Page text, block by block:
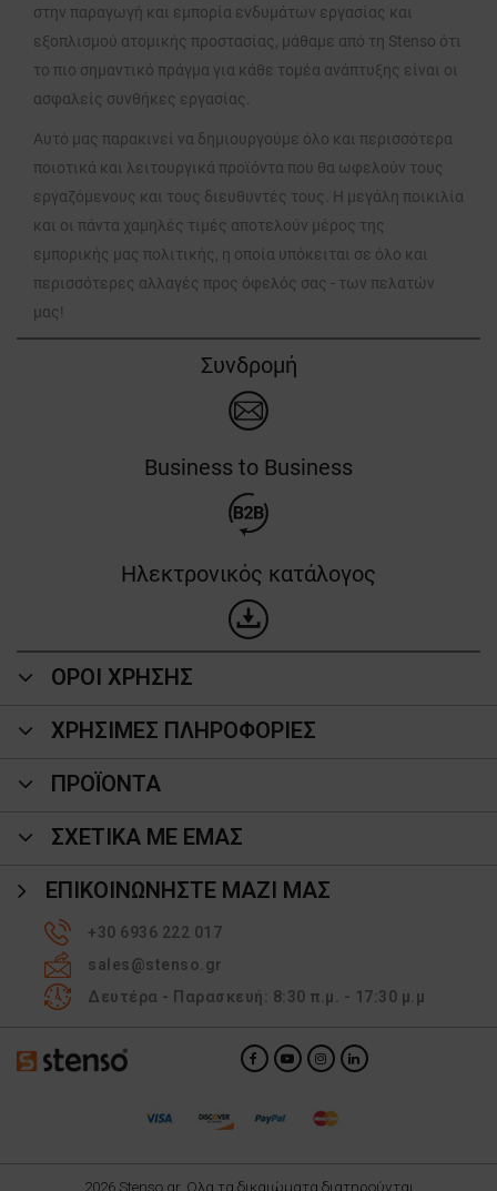
στην παραγωγή και εμπορία ενδυμάτων εργασίας και
εξοπλισμού ατομικής προστασίας, μάθαμε από τη Stenso ότι
το πιο σημαντικό πράγμα για κάθε τομέα ανάπτυξης είναι οι
ασφαλείς συνθήκες εργασίας.
Αυτό μας παρακινεί να δημιουργούμε όλο και περισσότερα
ποιοτικά και λειτουργικά προϊόντα που θα ωφελούν τους
εργαζόμενους και τους διευθυντές τους. Η μεγάλη ποικιλία
και οι πάντα χαμηλές τιμές αποτελούν μέρος της
εμπορικής μας πολιτικής, η οποία υπόκειται σε όλο και
περισσότερες αλλαγές προς όφελός σας - των πελατών
μας!
Συνδρομή
Business to Business
Ηλεκτρονικός κατάλογος
ΟΡΟΙ ΧΡΗΣΗΣ
ΧΡΗΣΙΜΕΣ ΠΛΗΡΟΦΟΡΙΕΣ
ΠΡΟΪΌΝΤΑ
ΣΧΕΤΙΚΑ ΜΕ ΕΜΑΣ
ΕΠΙΚΟΙΝΩΝΉΣΤΕ ΜΑΖΊ ΜΑΣ
+30 6936 222 017
sales@stenso.gr
Δευτέρα - Παρασκευή: 8:30 π.μ. - 17:30 μ.μ
2026 Stenso.gr. Ολα τα δικαιώματα διατηρούνται